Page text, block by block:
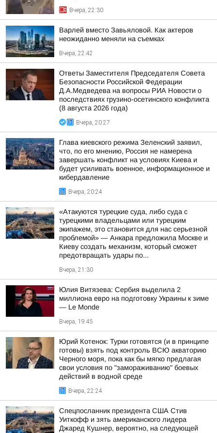
Вчера, 22:30
Варлей вместо Завьяловой. Как актеров
неожиданно меняли на съемках
Вчера, 22:42
Ответы Заместителя Председателя Совета
Безопасности Российской Федерации
Д.А.Медведева на вопросы РИА Новости о
последствиях грузино-осетинского конфликта
(8 августа 2026 года)
Вчера, 20:27
Глава киевского режима Зеленский заявил,
что, по его мнению, Россия не намерена
завершать конфликт на условиях Киева и
будет усиливать военное, информационное и
кибердавление
Вчера, 20:24
«Атакуются турецкие суда, либо суда с
турецкими владельцами или турецким
экипажем, это становится для нас серьезной
проблемой» — Анкара предложила Москве и
Киеву создать механизм, который сможет
предотвращать удары по...
Вчера, 21:30
Юлия Витязева: Сербия выделила 2
миллиона евро на подготовку Украины к зиме
— Le Monde
Вчера, 19:45
Юрий Котенок: Турки готовятся (и в принципе
готовы) взять под контроль ВСЮ акваторию
Черного моря, пока как бы мягко предлагая
свои условия по "замораживанию" боевых
действий в водной среде
Вчера, 22:24
Спецпосланник президента США Стив
Уиткофф и зять американского лидера
Джаред Кушнер, вероятно, на следующей